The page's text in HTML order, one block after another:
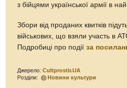
з бійцями української армії в
Збори від проданих квитків
військових, що взяли участь в
Подробиці про подіїза
Джерело:Cultprostir.UA
Розділи:
Новини культури